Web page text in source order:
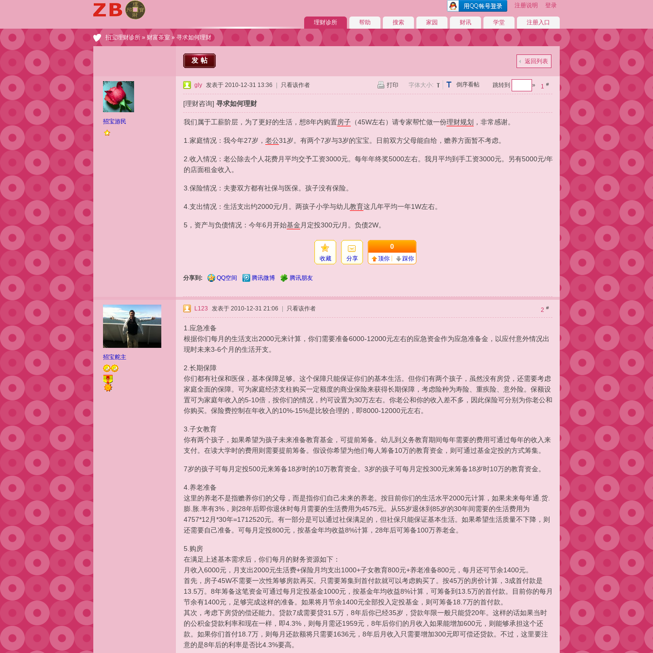
注册说明 登录
理财诊所 帮助 搜索 家园 财讯 学堂 注册入口
招宝理财诊所 » 财富茶室 » 寻求如何理财
返回列表
发帖
招宝游民
1 #
跳转到 »
倒序看帖
打印 字体大小:
gly 发表于 2010-12-31 13:36 只看该作者
[理财咨询] 寻求如何理财
我们属于工薪阶层，为了更好的生活，想8年内购置房子 （45W左右）请专家帮忙做一份理财规划 ，非常感谢。
1.家庭情况：我今年27岁， 老公31岁。有两个7岁与3岁的宝宝。日前双方父母能自给，赡养方面暂不考虑。
2.收入情况：老公除去个人花费月平均交予工资3000元。每年年终奖5000左右。我月平均到手工资3000元。另有5000元/年
的店面租金收入。
3.保险情况：夫妻双方都有社保与医保。孩子没有保险。
4.支出情况：生活支出约2000元/月。两孩子小学与幼儿教育这几年平均一年1W左右。
5，资产与负债情况：今年6月开始基金 月定投300元/月。负债2W。
收藏 分享
0
顶你 踩你
分享到: QQ空间 腾讯微博 腾讯朋友
招宝舵主
2 #
L123 发表于 2010-12-31 21:06 只看该作者
1.应急准备
根据你们每月的生活支出2000元来计算，你们需要准备6000-12000元左右的应急资金作为应急准备金，以应付意外情况出
现时未来3-6个月的生活开支。
2.长期保障
你们都有社保和医保，基本保障足够。这个保障只能保证你们的基本生活。但你们有两个孩子，虽然没有房贷，还需要考虑
家庭全面的保障。可为家庭经济支柱购买一定额度的商业保险来获得长期保障，考虑险种为寿险、重疾险、意外险。保额设
置可为家庭年收入的5-10倍，按你们的情况，约可设置为30万左右。你老公和你的收入差不多，因此保险可分别为你老公和
你购买。保险费控制在年收入的10%-15%是比较合理的，即8000-12000元左右。
3.子女教育
你有两个孩子，如果希望为孩子未来准备教育基金，可提前筹备。幼儿到义务教育期间每年需要的费用可通过每年的收入来
支付。在读大学时的费用则需要提前筹备。假设你希望为他们每人筹备10万的教育资金，则可通过基金定投的方式筹集。
7岁的孩子可每月定投500元来筹备18岁时的10万教育资金。3岁的孩子可每月定投300元来筹备18岁时10万的教育资金。
4.养老准备
这里的养老不是指赡养你们的父母，而是指你们自己未来的养老。按目前你们的生活水平2000元计算，如果未来每年通.货.
膨.胀.率有3%，则28年后即你退休时每月需要的生活费用为4575元。从55岁退休到85岁的30年间需要的生活费用为
4757*12月*30年=1712520元。有一部分是可以通过社保满足的，但社保只能保证基本生活。如果希望生活质量不下降，则
还需要自己准备。可每月定投800元，按基金年均收益8%计算，28年后可筹备100万养老金。
5.购房
在满足上述基本需求后，你们每月的财务资源如下：
月收入6000元，月支出2000元生活费+保险月均支出1000+子女教育800元+养老准备800元，每月还可节余1400元。
首先，房子45W不需要一次性筹够房款再买。只需要筹集到首付款就可以考虑购买了。按45万的房价计算，3成首付款是
13.5万。8年筹备这笔资金可通过每月定投基金1000元，按基金年均收益8%计算，可筹备到13.5万的首付款。目前你的每月
节余有1400元，足够完成这样的准备。如果将月节余1400元全部投入定投基金，则可筹备18.7万的首付款。
其次，考虑下房贷的偿还能力。贷款7成需要贷31.5万，8年后你已经35岁，贷款年限一般只能贷20年。这样的话如果当时
的公积金贷款利率和现在一样，即4.3%，则每月需还1959元，8年后你们的月收入如果能增加600元，则能够承担这个还
款。如果你们首付18.7万，则每月还款额将只需要1636元，8年后月收入只需要增加300元即可偿还贷款。不过，这里要注
意的是8年后的利率是否比4.3%要高。